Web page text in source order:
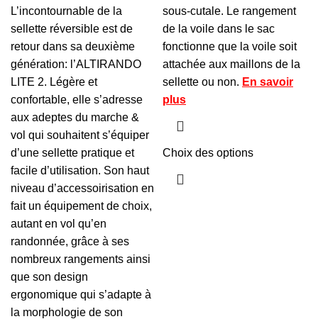
L’incontournable de la
sellette réversible est de
retour dans sa deuxième
génération: l’ALTIRANDO
LITE 2. Légère et
confortable, elle s’adresse
aux adeptes du marche &
vol qui souhaitent s’équiper
d’une sellette pratique et
facile d’utilisation. Son haut
niveau d’accessoirisation en
fait un équipement de choix,
autant en vol qu’en
randonnée, grâce à ses
nombreux rangements ainsi
que son design
ergonomique qui s’adapte à
la morphologie de son
sous-cutale. Le rangement
de la voile dans le sac
fonctionne que la voile soit
attachée aux maillons de la
sellette ou non. En savoir
plus
Choix des options